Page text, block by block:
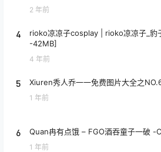
2 年前
4
rioko凉凉子cosplay | rioko凉凉子_豹子女士的秘密约会cos [25P
-42MB]
4 年前
5 Xiuren秀人乔一一免费图片大全之
1 年前
6 Quan冉有点饿 – FGO酒吞
1 年前